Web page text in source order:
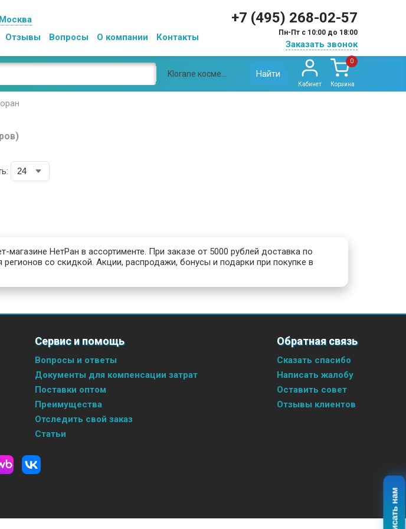
Москва
Отзывы Вопросы О компании Контакты
+7 (495) 268-02-57
Пн-Пт с 10:00 до 18:00
Заказать звонок
Найти
Кабинет
0
Корзина
магазине НетРан в ассортименте. При заказе от 5000 рублей доставка по
со скидкой. Акции, распродажи, бонусы и подарки при покупке в
Сервис и помощь
Вопросы и ответы
Документы для компенсации затрат
Поставки оптом
Преимущества
Отследить свой заказ
Статьи
Обратная связь
Сказать спасибо
Написать жалобу
Оставить совет
Отзывы клиентов